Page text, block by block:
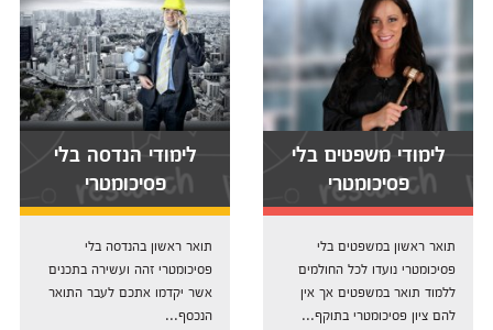
לימודי משפטים בלי
פסיכומטרי
תואר ראשון במשפטים בלי
פסיכומטרי נועדו לכל החולמים
ללמוד תואר במשפטים אך אין
להם ציון פסיכומטרי בתוקף...
לימודי הנדסה בלי
פסיכומטרי
תואר ראשון בהנדסה בלי
פסיכומטרי זהה ועשירה בתכנים
אשר יקדמו אתכם לעבר התואר
הנכסף...